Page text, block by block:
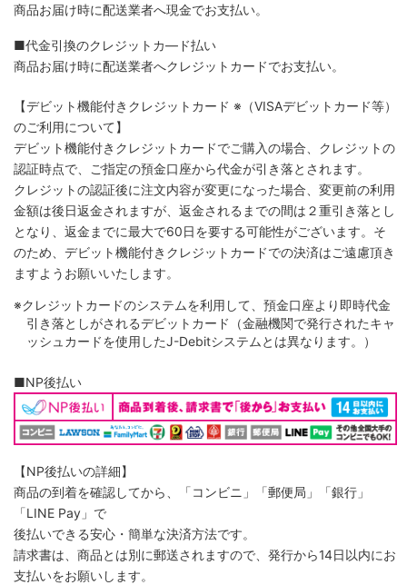
商品お届け時に配送業者へ現金でお支払い。
■代金引換のクレジットカ―ド払い
商品お届け時に配送業者へクレジットカードでお支払い。
【デビット機能付きクレジットカード ※（VISAデビットカード等）
のご利用について】
デビット機能付きクレジットカードでご購入の場合、クレジットの
認証時点で、ご指定の預金口座から代金が引き落とされます。
クレジットの認証後に注文内容が変更になった場合、変更前の利用
金額は後日返金されますが、返金されるまでの間は２重引き落とし
となり、返金までに最大で60日を要する可能性がございます。そ
のため、デビット機能付きクレジットカードでの決済はご遠慮頂き
ますようお願いいたします。
※クレジットカードのシステムを利用して、預金口座より即時代金
引き落としがされるデビットカード（金融機関で発行されたキャ
ッシュカードを使用したJ-Debitシステムとは異なります。）
■NP後払い
【NP後払いの詳細】
商品の到着を確認してから、「コンビニ」「郵便局」「銀行」
「LINE Pay」で
後払いできる安心・簡単な決済方法です。
請求書は、商品とは別に郵送されますので、発行から14日以内にお
支払いをお願いします。